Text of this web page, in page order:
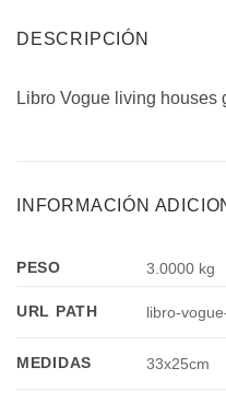
DESCRIPCIÓN
Libro Vogue living houses
INFORMACIÓN
PESO 3.0000 kg
URL PATH libro-
MEDIDAS 33x25cm